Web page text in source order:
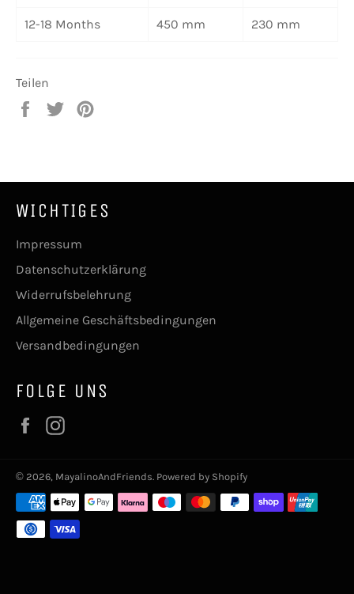
12-18 Months 450 mm 230 mm
Teilen
Auf
Auf
WICHTIGES
Impressum
Datenschutzerklärung
Widerrufsbelehrung
Allgemeine Geschäftsbedingungen
Versandbedingungen
FOLGE UNS
Facebook
© 2026, MayalinoAndFriends. Powered by Shopify
Zahlungsmethoden